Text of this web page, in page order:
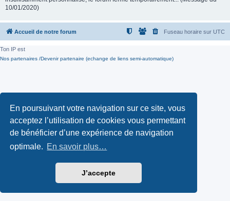
En poursuivant votre navigation sur ce site, vous
acceptez l’utilisation de cookies vous permettant
de bénéficier d’une expérience de navigation
optimale. En savoir plus…
J’accepte
10/01/2020)
Accueil de notre forum Fuseau horaire sur UTC
Ton IP est
Nos partenaires /Devenir partenaire (echange de liens semi-automatique)